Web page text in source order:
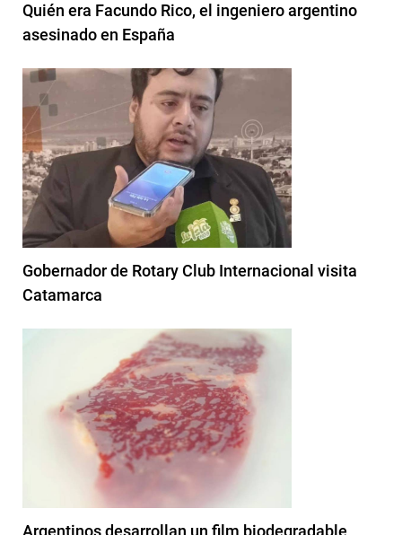
Quién era Facundo Rico, el ingeniero argentino
asesinado en España
Gobernador de Rotary Club Internacional visita
Catamarca
Argentinos desarrollan un film biodegradable